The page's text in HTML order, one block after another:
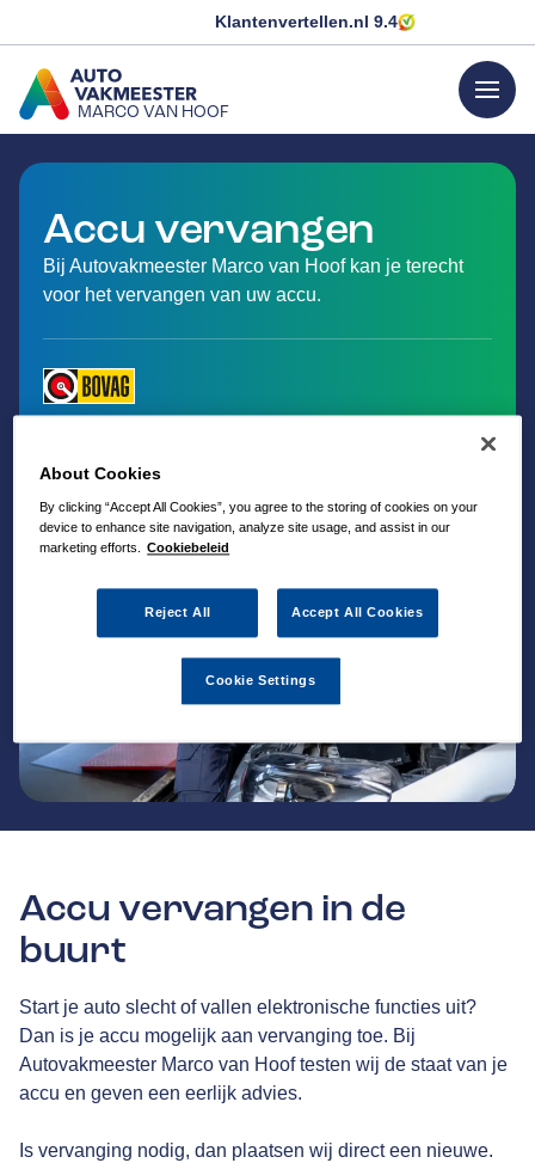
Klantenvertellen.nl 9.4
MARCO VAN HOOF
GA NAAR DE HOMEPAGINA
menu
Accu vervangen
Bij Autovakmeester Marco van Hoof kan je terecht
voor het vervangen van uw accu.
Accu vervangen in de
buurt
Start je auto slecht of vallen elektronische functies uit?
Dan is je accu mogelijk aan vervanging toe. Bij
Autovakmeester Marco van Hoof testen wij de staat van je
accu en geven een eerlijk advies.
Is vervanging nodig, dan plaatsen wij direct een nieuwe.
About Cookies
By clicking “Accept All Cookies”, you agree to the storing of cookies on your
device to enhance site navigation, analyze site usage, and assist in our
marketing efforts.
Cookiebeleid
Reject All Accept All Cookies
Cookie Settings